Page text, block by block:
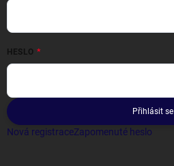
HESLO
Přihlásit se
Nová registraceZapomenuté heslo